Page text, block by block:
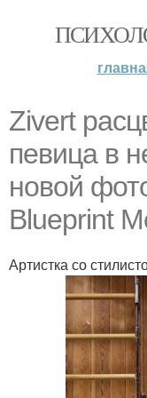
Zivert
певица в
новой
Blueprint
Артистка со